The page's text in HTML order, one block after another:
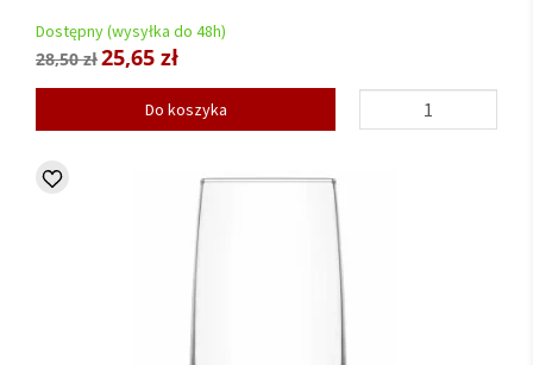
Dostępny (wysyłka do 48h)
28,50 zł25,65 zł
Do koszyka